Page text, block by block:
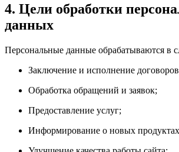
4. Цели обработки
данных
Персональные данные обрабатываются в
Заключение и исполнение
Обработка обращений и заявок;
Предоставление услуг;
Информирование о новых продуктах